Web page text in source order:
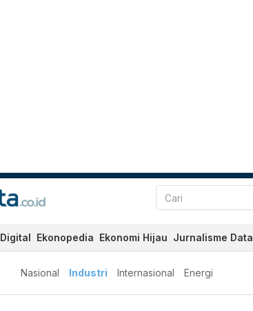
Digital Ekonopedia Ekonomi Hijau Jurnalisme Data
Nasional Industri Internasional Energi